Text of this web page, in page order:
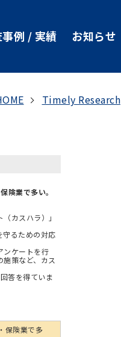
例 / 実績 お知らせ
Timely Research
業で多い。
カスハラ）」
守るための対応
ンケートを行
策など、カス
答を得ていま
保険業で多